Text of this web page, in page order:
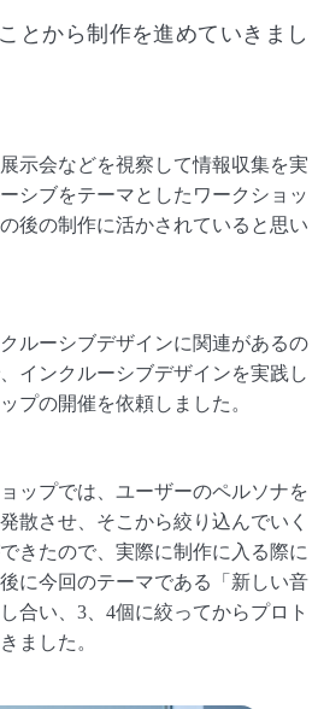
とから制作を進めていきまし
会などを視察して情報収集を実
シブをテーマとしたワークショッ
後の制作に活かされていると思い
ルーシブデザインに関連があるの
インクルーシブデザインを実践し
プの開催を依頼しました。
プでは、ユーザーのペルソナを
散させ、そこから絞り込んでいく
きたので、実際に制作に入る際に
に今回のテーマである「新しい音
合い、3、4個に絞ってからプロト
ました。